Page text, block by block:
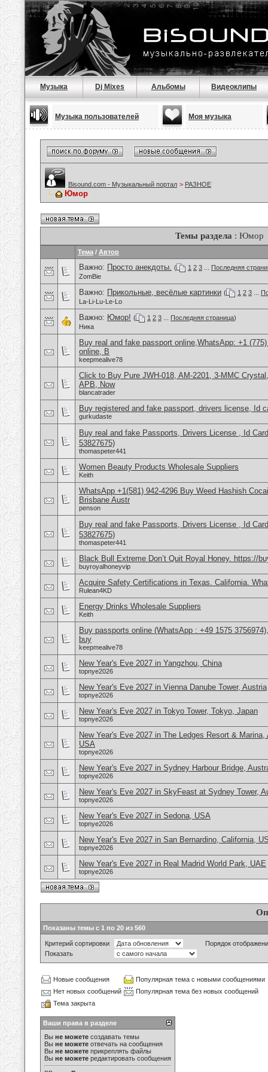
Музыка Dj Mixes Альбомы Видеоклипы
Музыка пользователей Моя музыка
Bisound.com - Музыкальный портал > РАЗНОЕ
Юмор
Темы раздела : Юмор
Тема / Автор
Важно: Просто анекдоты. ( 1 2 3
Последняя
ZomBie
Важно: Прикольные, весёлые картинки ( 1 2 3
La-Li-Lu-Le-Lo
Важно: Юмор! ( 1 2 3 Последняя страница)
Ника
Buy real and fake passport online,WhatsApp: +1
online, B
keepmealive78
Click to Buy Pure JWH-018, AM-2201, 3-MMC
APB, Now
blancatrader
Buy registered and fake passport, drivers license, Id
gurkudaste
Buy real and fake Passports, Drivers License , Id
53827675)
thomaspeter441
Women Beauty Products Wholesale Suppliers
Keith
WhatsApp +1(581) 942-4296 Buy Weed Hashish
Brisbane Austr
penson
Buy real and fake Passports, Drivers License , Id
53827675)
thomaspeter441
Black Bull Extreme Don’t Quit Royal Honey. https://
buyroyalhoneyvip
Acquire Safety Certifications in Texas. California.
Rulean4KD
Energy Drinks Wholesale Suppliers
Keith
Buy passports online (WhatsApp : +49 1575
buy
keepmealive78
New Year's Eve 2027 in Yangzhou, China
topnye2026
New Year's Eve 2027 in Vienna Danube Tower, Austria
topnye2026
New Year's Eve 2027 in Tokyo Tower, Tokyo, Japan
topnye2026
New Year's Eve 2027 in The Ledges Resort &
USA
topnye2026
New Year's Eve 2027 in Sydney Harbour Bridge,
topnye2026
New Year's Eve 2027 in SkyFeast at Sydney Tower,
topnye2026
New Year's Eve 2027 in Sedona, USA
topnye2026
New Year's Eve 2027 in San Bernardino, California,
topnye2026
New Year's Eve 2027 in Real Madrid World Park, UAE
topnye2026
Показаны темы с 1 по 20 из 560
Критерий сортировки
Порядок
Показать
Новые сообщения
Популярная тема с новыми сообщениями
Нет новых сообщений
Популярная тема без новых сообщений
Тема закрыта
Ваши права в разделе
Вы не можете создавать темы
Вы не можете отвечать на сообщения
Вы не можете прикреплять файлы
Вы не можете редактировать сообщения